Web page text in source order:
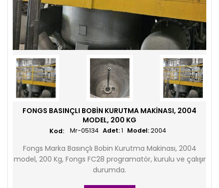
FONGS BASINÇLI BOBIN KURUTMA MAKINASI, 2004
MODEL, 200 KG
Adet:1 Model:2004
Mr-05134
Fongs Marka Basınçlı Bobin Kurutma Makinası, 2004
model, 200 Kg, Fongs FC28 programatör, kurulu ve çalışır
durumda.